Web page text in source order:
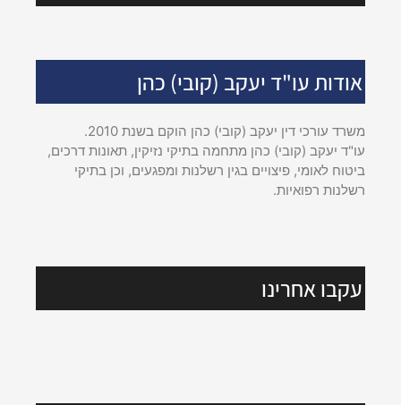
אודות עו"ד יעקב (קובי) כהן
משרד עורכי דין יעקב (קובי) כהן הוקם בשנת 2010.
עו"ד יעקב (קובי) כהן מתחמה בתיקי נזיקין, תאונות דרכים,
ביטוח לאומי, פיצויים בגין רשלנות ומפגעים, וכן בתיקי
רשלנות רפואיות.
עקבו אחרינו